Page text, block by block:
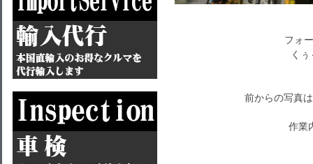
フォ
く
前からの写真
作業